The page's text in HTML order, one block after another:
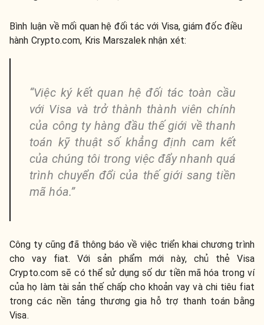
Bình luận về mối quan hệ đối tác với Visa, giám đốc điều
hành Crypto.com, Kris Marszalek nhận xét:
“Việc ký kết quan hệ đối tác toàn cầu
với Visa và trở thành thành viên chính
của công ty hàng đầu thế giới về thanh
toán kỹ thuật số khẳng định cam kết
của chúng tôi trong việc đẩy nhanh quá
trình chuyển đổi của thế giới sang tiền
mã hóa.”
Công ty cũng đã thông báo về việc triển khai chương trình
cho vay fiat. Với sản phẩm mới này, chủ thẻ Visa
Crypto.com sẽ có thể sử dụng số dư tiền mã hóa trong ví
của họ làm tài sản thế chấp cho khoản vay và chi tiêu fiat
trong các nền tảng thương gia hỗ trợ thanh toán bằng
Visa.